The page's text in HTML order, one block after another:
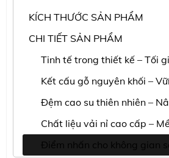
KÍCH THƯỚC SẢN PHẨM
CHI TIẾT SẢN PHẨM
Tinh tế trong thiết kế – Tối
Kết cấu gỗ nguyên khối –
Đệm cao su thiên nhiên –
Chất liệu vải nỉ cao cấp –
Điểm nhấn cho không gian